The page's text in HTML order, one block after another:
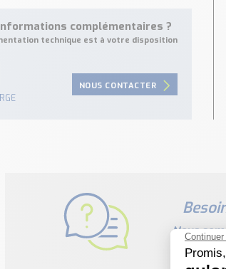
complémentaires ?
technique est à votre disposition
NOUS CONTACTER
Nous